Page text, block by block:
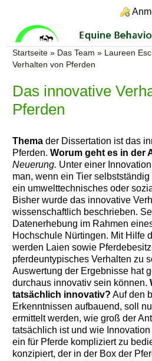
Login
Sie sind hier
Startseite » Das Team » Laureen
Verhalten von Pferden
Das innovative
Pferden
Thema der Dissertation ist das
Pferden.Worum geht es in der
Neuerung. Unter einer
man, wenn ein Tier
ein umwelttechnisches oder
Bisher wurde das innovative
wissenschaftlich beschrieben.
Datenerhebung im Rahmen
Hochschule Nürtingen. Mit Hilfe
werden Laien sowie
pferdeuntypisches Verhalten zu
Auswertung der Ergebnisse hat
durchaus innovativ sein können.
tatsächlich innovativ? Auf den
Erkenntnissen aufbauend, soll
ermittelt werden, wie groß der
tatsächlich ist und wie
ein für Pferde kompliziert zu
konzipiert, der in der Box der